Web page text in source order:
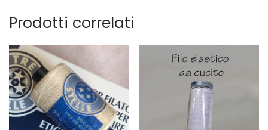
Prodotti correlati